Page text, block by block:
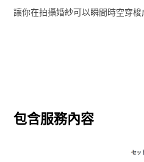
讓你在拍攝婚紗可以瞬間時空穿梭
包含服務內容